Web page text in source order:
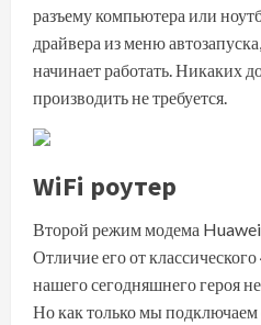
разъему компьютера или
драйвера из меню
начинает работать. Никаких
производить не требуется.
WiFi роутер
Второй режим модема
Отличие его от
нашего сегодняшнего героя
Но как только мы